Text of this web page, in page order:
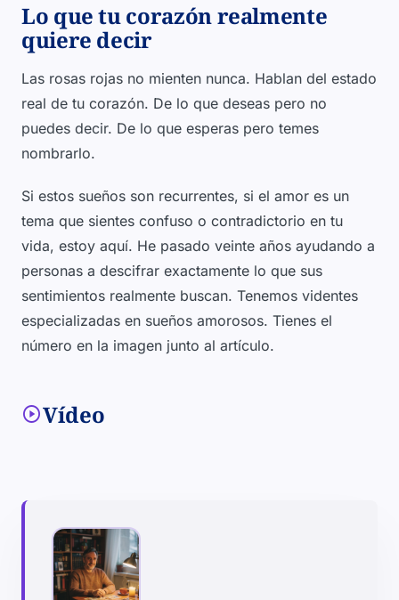
Lo que tu corazón realmente
quiere decir
Las rosas rojas no mienten nunca. Hablan del estado
real de tu corazón. De lo que deseas pero no
puedes decir. De lo que esperas pero temes
nombrarlo.
Si estos sueños son recurrentes, si el amor es un
tema que sientes confuso o contradictorio en tu
vida, estoy aquí. He pasado veinte años ayudando a
personas a descifrar exactamente lo que sus
sentimientos realmente buscan. Tenemos videntes
especializadas en sueños amorosos. Tienes el
número en la imagen junto al artículo.
play_circleVídeo